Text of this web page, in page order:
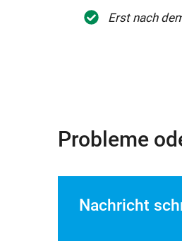
Erst nach
Probleme
Nachricht